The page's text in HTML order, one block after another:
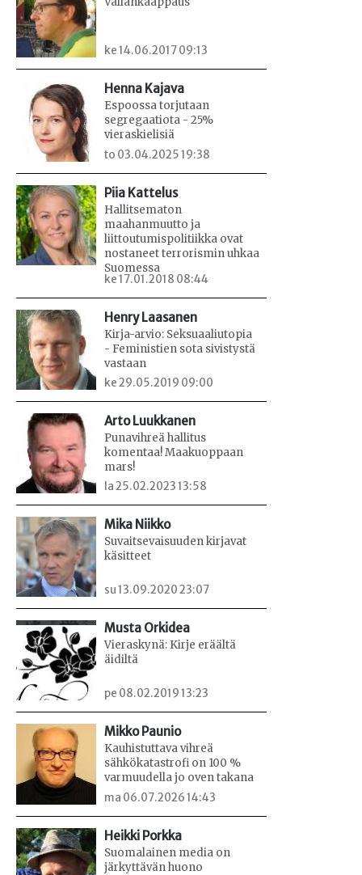
ke 14.06.2017 09:13
Henna Kajava
Espoossa torjutaan
segregaatiota - 25%
vieraskielisiä
to 03.04.2025 19:38
Piia Kattelus
Hallitsematon
maahanmuutto ja
liittoutumispolitiikka ovat
nostaneet terrorismin uhkaa
Suomessa
ke 17.01.2018 08:44
Henry Laasanen
Kirja-arvio: Seksuaaliutopia
- Feministien sota sivistystä
vastaan
ke 29.05.2019 09:00
Arto Luukkanen
Punavihreä hallitus
komentaa! Maakuoppaan
mars!
la 25.02.2023 13:58
Mika Niikko
Suvaitsevaisuuden kirjavat
käsitteet
su 13.09.2020 23:07
Musta Orkidea
Vieraskynä: Kirje eräältä
äidiltä
pe 08.02.2019 13:23
Mikko Paunio
Kauhistuttava vihreä
sähkökatastrofi on 100 %
varmuudella jo oven takana
ma 06.07.2026 14:43
Heikki Porkka
Suomalainen media on
järkyttävän huono